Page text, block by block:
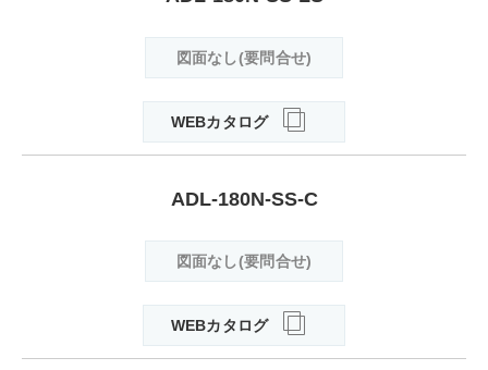
図面なし(要問合せ)
WEBカタログ
ADL-180N-SS-C
図面なし(要問合せ)
WEBカタログ